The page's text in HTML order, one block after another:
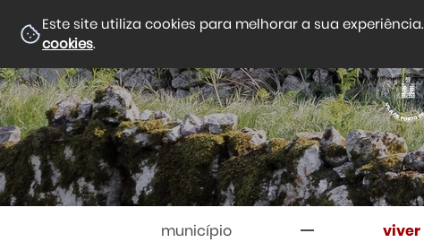
Este site utiliza cookies para melhorar a sua experiência.
cookies.
município viver